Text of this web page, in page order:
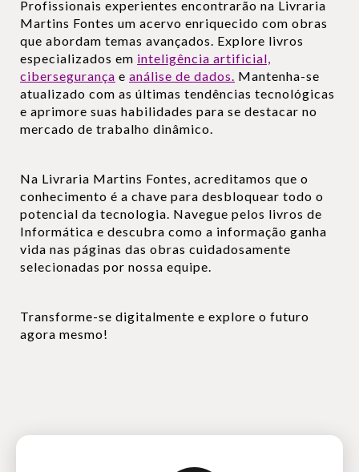
Profissionais experientes encontrarão na Livraria
Martins Fontes um acervo enriquecido com obras
que abordam temas avançados. Explore livros
especializados em inteligência artificial,
cibersegurança e análise de dados. Mantenha-se
atualizado com as últimas tendências tecnológicas
e aprimore suas habilidades para se destacar no
mercado de trabalho dinâmico.
Na Livraria Martins Fontes, acreditamos que o
conhecimento é a chave para desbloquear todo o
potencial da tecnologia. Navegue pelos livros de
Informática e descubra como a informação ganha
vida nas páginas das obras cuidadosamente
selecionadas por nossa equipe.
Transforme-se digitalmente e explore o futuro
agora mesmo!